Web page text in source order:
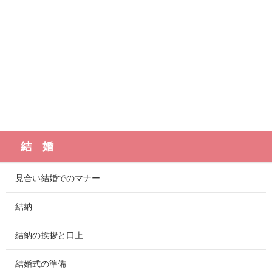
結 婚
見合い結婚でのマナー
結納
結納の挨拶と口上
結婚式の準備